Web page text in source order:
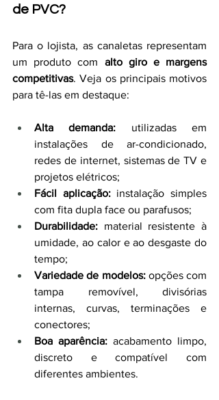
de PVC?
Para o lojista, as canaletas representam
um produto com alto giro e margens
competitivas. Veja os principais motivos
para tê-las em destaque:
Alta demanda: utilizadas em
instalações de ar-condicionado,
redes de internet, sistemas de TV e
projetos elétricos;
Fácil aplicação: instalação simples
com fita dupla face ou parafusos;
Durabilidade: material resistente à
umidade, ao calor e ao desgaste do
tempo;
Variedade de modelos: opções com
tampa removível, divisórias
internas, curvas, terminações e
conectores;
Boa aparência: acabamento limpo,
discreto e compatível com
diferentes ambientes.